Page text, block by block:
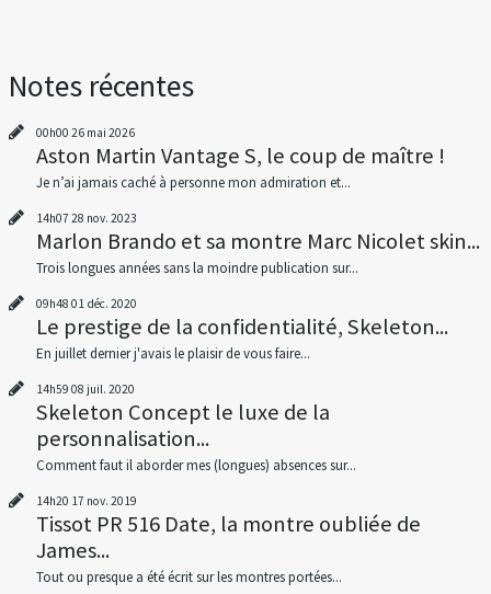
Notes récentes
00h00 26 mai 2026
Aston Martin Vantage S, le coup de maître !
Je n’ai jamais caché à personne mon admiration et...
14h07 28 nov. 2023
Marlon Brando et sa montre Marc Nicolet skin...
Trois longues années sans la moindre publication sur...
09h48 01 déc. 2020
Le prestige de la confidentialité, Skeleton...
En juillet dernier j'avais le plaisir de vous faire...
14h59 08 juil. 2020
Skeleton Concept le luxe de la
personnalisation...
Comment faut il aborder mes (longues) absences sur...
14h20 17 nov. 2019
Tissot PR 516 Date, la montre oubliée de
James...
Tout ou presque a été écrit sur les montres portées...